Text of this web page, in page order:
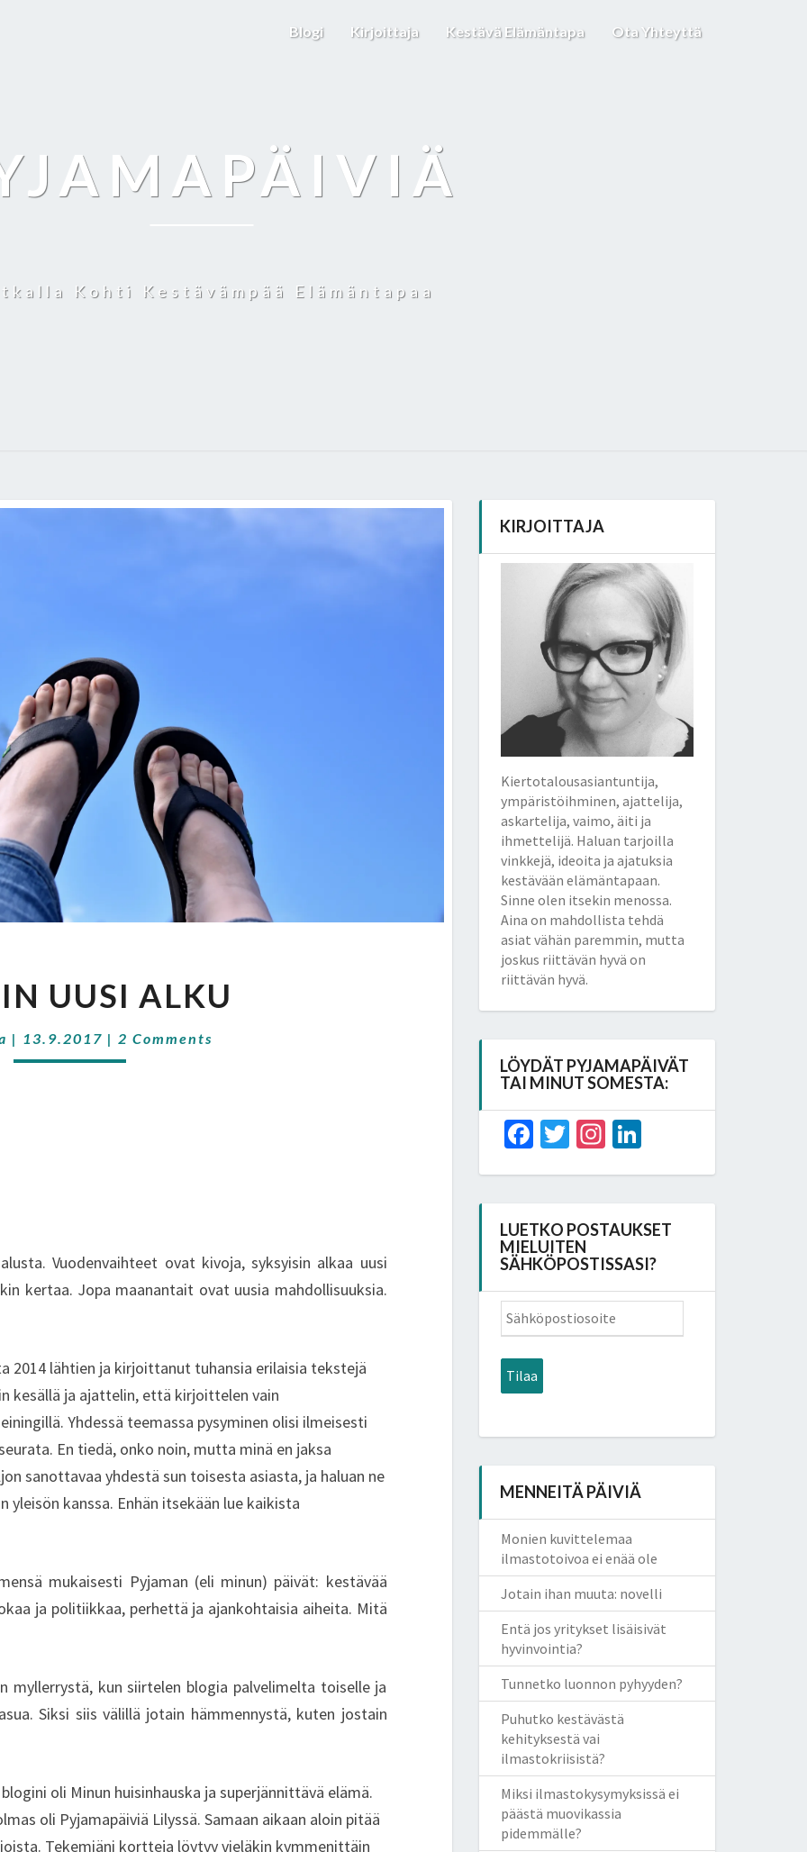
Blogi Kirjoittaja Kestävä Elämäntapa Ota Yhteyttä
Kohti Kestävämpää Elämäntapaa
UUSI
UUSI ALKU
| 13.9.2017 |Comments
2 Comments
Vuodenvaihteet ovat kivoja, syksyisin alkaa uusi
kertaa. Jopa maanantait ovat uusia mahdollisuuksia.
2014 lähtien ja kirjoittanut tuhansia erilaisia tekstejä
kesällä ja ajattelin, että kirjoittelen vain
Yhdessä teemassa pysyminen olisi ilmeisesti
En tiedä, onko noin, mutta minä en jaksa
sanottavaa yhdestä sun toisesta asiasta, ja haluan ne
yleisön kanssa. Enhän itsekään lue kaikista
mukaisesti Pyjaman (eli minun) päivät: kestävää
ja politiikkaa, perhettä ja ajankohtaisia aiheita. Mitä
myllerrystä, kun siirtelen blogia palvelimelta toiselle ja
Siksi siis välillä jotain hämmennystä, kuten jostain
oli Minun huisinhauska ja superjännittävä elämä.
oli Pyjamapäiviä Lilyssä. Samaan aikaan aloin pitää
Tekemiäni kortteja löytyy vieläkin kymmenittäin
KIRJOITTAJA
Kiertotalousasiantuntija,
ympäristöihminen, ajattelija,
askartelija, vaimo, äiti ja
ihmettelijä. Haluan tarjoilla
vinkkejä, ideoita ja ajatuksia
kestävään elämäntapaan.
Sinne olen itsekin menossa.
Aina on mahdollista tehdä
asiat vähän paremmin, mutta
joskus riittävän hyvä on
riittävän hyvä.
LÖYDÄT PYJAMAPÄIVÄT
TAI MINUT SOMESTA:
Facebook
TwitterInstagram
LinkedIn
LUETKO POSTAUKSET
MIELUITEN
SÄHKÖPOSTISSASI?
Sähköpostiosoite
Tilaa
MENNEITÄ PÄIVIÄ
Monien kuvittelemaa
ilmastotoivoa ei enää ole
Jotain ihan muuta: novelli
Entä jos yritykset lisäisivät
hyvinvointia?
Tunnetko luonnon pyhyyden?
Puhutko kestävästä
kehityksestä vai
ilmastokriisistä?
Miksi ilmastokysymyksissä ei
päästä muovikassia
pidemmälle?